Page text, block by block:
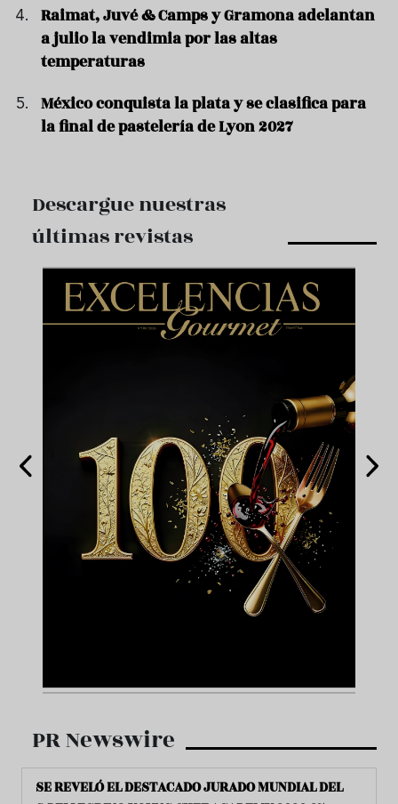
Raimat, Juvé & Camps y Gramona adelantan
a julio la vendimia por las altas
temperaturas
México conquista la plata y se clasifica para
la final de pastelería de Lyon 2027
Descargue nuestras
últimas revistas
PR Newswire
SE REVELÓ EL DESTACADO JURADO MUNDIAL DEL